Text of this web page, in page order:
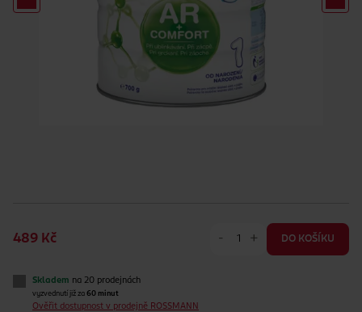
489 Kč - + DO KOŠÍKU
Skladem na 20 prodejnách
vyzvednutí již za 60 minut
Ověřit dostupnost v prodejně ROSSMANN